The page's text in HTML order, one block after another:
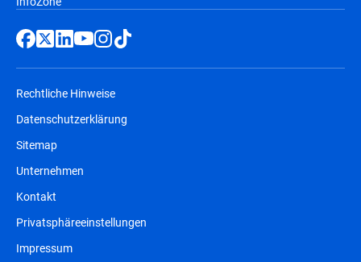
Rechtliche Hinweise
Datenschutzerklärung
Sitemap
Unternehmen
Kontakt
Privatsphäreeinstellungen
Impressum